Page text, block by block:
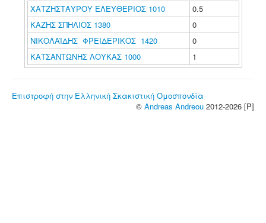
ΧΑΤΖΗΣΤΑΥΡΟΥ ΕΛΕΥΘΕΡΙΟΣ 1010
0.5
ΚΑΖΗΣ ΣΠΗΛΙΟΣ 1380
0
ΝΙΚΟΛΑΪΔΗΣ ΦΡΕΙΔΕΡΙΚΟΣ 1420
0
ΚΑΤΣΑΝΤΩΝΗΣ ΛΟΥΚΑΣ 1000
1
Επιστροφή στην Ελληνική Σκακιστική Ομοσπονδία
© Andreas Andreou 2012-2026 [P]